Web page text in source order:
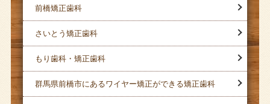
前橋矯正歯科
さいとう矯正歯科
もり歯科・矯正歯科
群馬県前橋市にあるワイヤー矯正ができる矯正歯科